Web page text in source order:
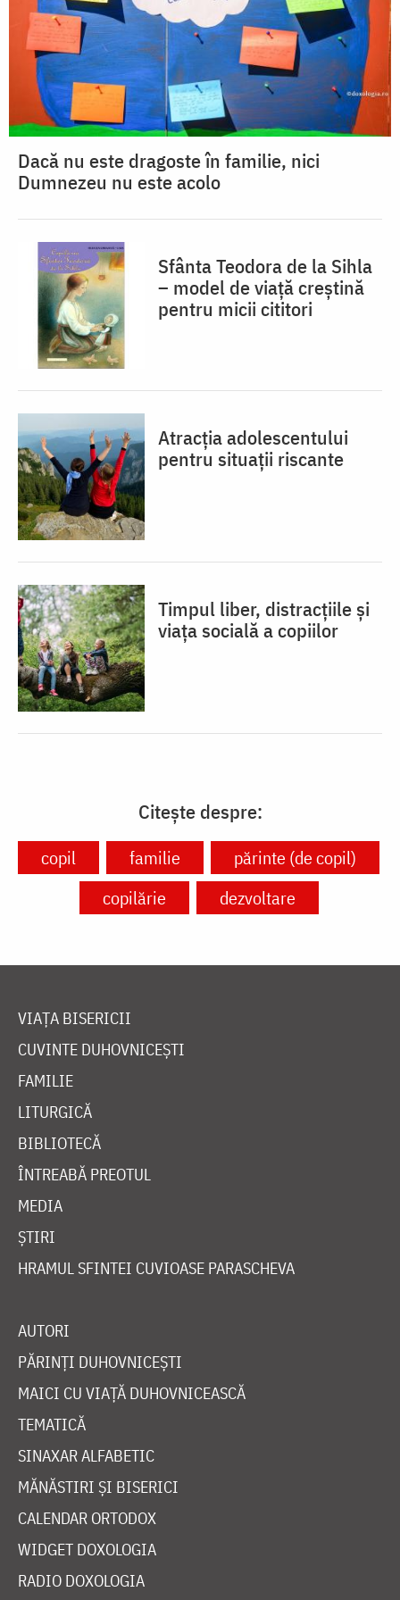
Dacă nu este dragoste în familie, nici
Dumnezeu nu este acolo
Sfânta Teodora de la Sihla
– model de viaţă creştină
pentru micii cititori
Atracția adolescentului
pentru situații riscante
Timpul liber, distracțiile și
viața socială a copiilor
Citește despre:
copil familie
părinte (de copil)
copilărie
dezvoltare
VIAȚA BISERICII
CUVINTE DUHOVNICEȘTI
FAMILIE
LITURGICĂ
BIBLIOTECĂ
ÎNTREABĂ PREOTUL
MEDIA
ȘTIRI
HRAMUL SFINTEI CUVIOASE PARASCHEVA
AUTORI
PĂRINȚI DUHOVNICEȘTI
MAICI CU VIAȚĂ DUHOVNICEASCĂ
TEMATICĂ
SINAXAR ALFABETIC
MĂNĂSTIRI ȘI BISERICI
CALENDAR ORTODOX
WIDGET DOXOLOGIA
RADIO DOXOLOGIA